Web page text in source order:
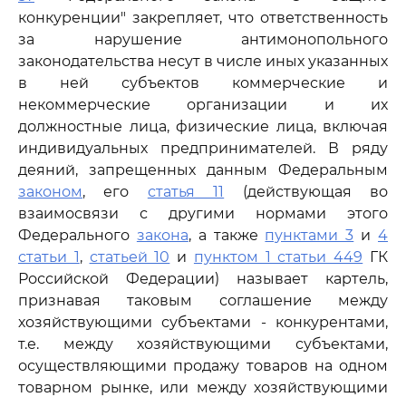
конкуренции" закрепляет, что ответственность
за нарушение антимонопольного
законодательства несут в числе иных указанных
в ней субъектов коммерческие и
некоммерческие организации и их
должностные лица, физические лица, включая
индивидуальных предпринимателей. В ряду
деяний, запрещенных данным Федеральным
законом, его статья 11
(действующая во
взаимосвязи с другими нормами этого
Федерального закона, а также пунктами 3 и4
статьи 1, статьей 10 и пунктом 1 статьи 449 ГК
Российской Федерации) называет картель,
признавая таковым соглашение между
хозяйствующими субъектами - конкурентами,
т.е. между хозяйствующими субъектами,
осуществляющими продажу товаров на одном
товарном рынке, или между хозяйствующими